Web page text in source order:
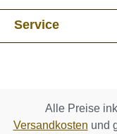
Service
Alle Preise
Versandkosten und